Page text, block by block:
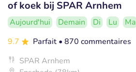
of koek bij SPAR Arnhem
Aujourd'hui Demain Di Lu Ma
9.7
Parfait • 870 commentaires
SPAR Arnhem